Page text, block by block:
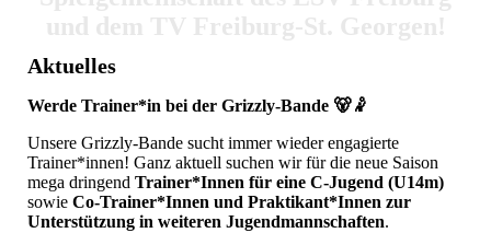
Aktuelles
Werde Trainer*in bei der Grizzly-Bande 🐻🤾
Unsere Grizzly-Bande sucht immer wieder engagierte
Trainer*innen! Ganz aktuell suchen wir für die neue Saison
mega dringend Trainer*Innen für eine C-Jugend (U14m)
sowie Co-Trainer*Innen und Praktikant*Innen zur
Unterstützung in weiteren Jugendmannschaften.